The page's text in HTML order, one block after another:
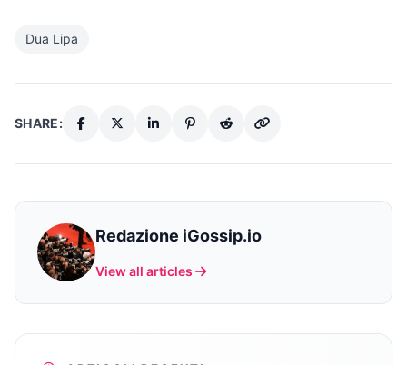
Dua Lipa
SHARE:
Redazione iGossip.io
View all articles